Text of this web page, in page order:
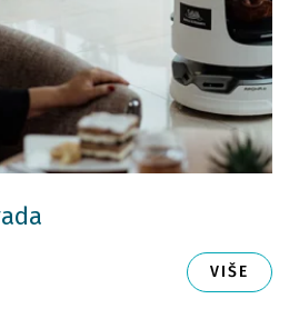
VIŠE